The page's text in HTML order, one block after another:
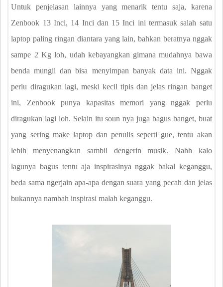
Untuk penjelasan lainnya yang menarik tentu saja, karena
Zenbook 13 Inci, 14 Inci dan 15 Inci ini termasuk salah satu
laptop paling ringan diantara yang lain, bahkan beratnya nggak
sampe 2 Kg loh, udah kebayangkan gimana mudahnya bawa
benda mungil dan bisa menyimpan banyak data ini. Nggak
perlu diragukan lagi, meski kecil tipis dan jelas ringan banget
ini, Zenbook punya kapasitas memori yang nggak perlu
diragukan lagi loh. Selain itu soun nya juga bagus banget, buat
yang sering make laptop dan penulis seperti gue, tentu akan
lebih menyenangkan sambil dengerin musik. Nahh kalo
lagunya bagus tentu aja inspirasinya nggak bakal keganggu,
beda sama ngerjain apa-apa dengan suara yang pecah dan jelas
bukannya nambah inspirasi malah keganggu.